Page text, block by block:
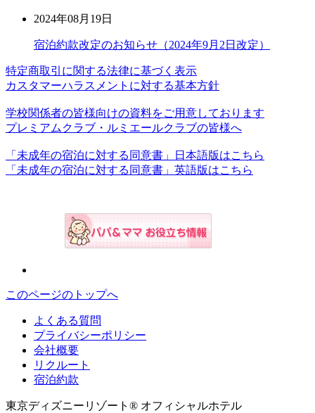
2024年08月19日
宿泊約款改定のお知らせ（2024年9月2日改定）
特定商取引に関する法律に基づく表示
カスタマーハラスメントに対する基本方針
学校関係者の皆様向けの資料をご用意しております
プレミアムクラブ・ルミエールクラブの皆様へ
「未成年の宿泊に対する同意書」日本語版はこちら
「未成年の宿泊に対する同意書」英語版はこちら
このページのトップへ
よくある質問
プライバシーポリシー
会社概要
リクルート
宿泊約款
東京ディズニーリゾート® オフィシャルホテル